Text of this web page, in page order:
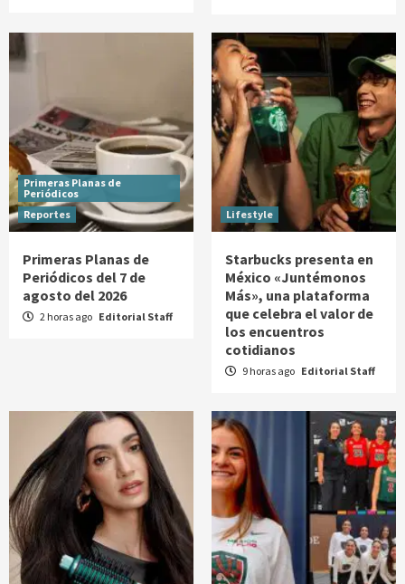
Primeras Planas de
Periódicos
Reportes
Primeras Planas de
Periódicos del 7 de
agosto del 2026
2 horas ago Editorial Staff
Lifestyle
Starbucks presenta en
México «Juntémonos
Más», una plataforma
que celebra el valor de
los encuentros
cotidianos
9 horas ago Editorial Staff